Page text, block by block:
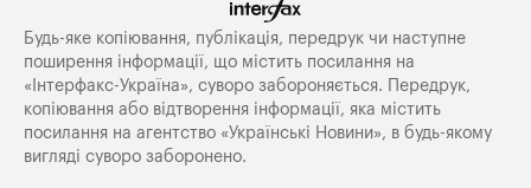
Будь-яке копiювання, публiкацiя, передрук чи наступне
поширення iнформацiї, що мiстить посилання на
«Iнтерфакс-Україна», суворо забороняється. Передрук,
копіювання або відтворення інформації, яка містить
посилання на агентство «Українські Новини», в будь-якому
вигляді суворо заборонено.